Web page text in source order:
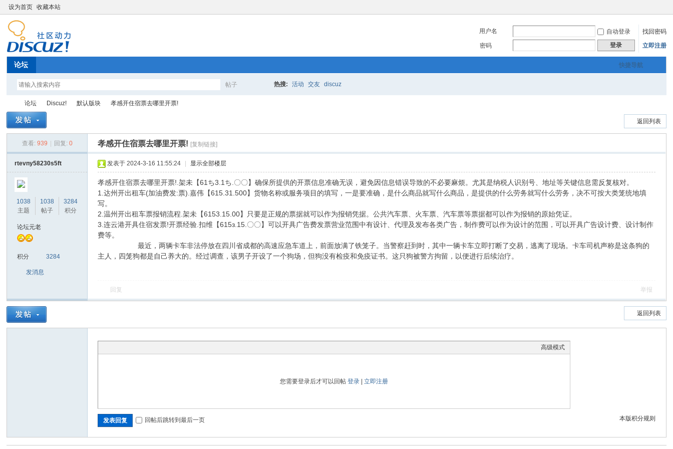
设为首页 收藏本站
用户名 自动登录
找回密码
密码
登录 立即注册
快捷导航
论坛
帖子 热搜: 活动 交友 discuz
Bo
论坛
›
Discuz!
›
默认版块
›
孝感开住宿票去哪里开票!
返回列表
查看: 939 回复: 0 孝感开住宿票去哪里开票! [复制链接]
rtevny58230s5ft
1038
主题
1038
帖子
3284
积分
论坛元老
积分 3284
发消息
发表于 2024-3-16 11:55:24 显示全部楼层
孝感开住宿票去哪里开票!.架未【61ち3.1ち.〇〇】确保所提供的开票信息准确无误，避免因信息错误导致的不必要麻烦。尤其是纳税人识别号、地址等关键信息需反复核对。
1.达州开出租车(加油费发:票).嘉伟【615.31.500】货物名称或服务项目的填写，一是要准确，是什么商品就写什么商品，是提供的什么劳务就写什么劳务，决不可按大类笼统地填
写。
2.温州开出租车票报销流程.架未【6153.15.00】只要是正规的票据就可以作为报销凭据。公共汽车票、火车票、汽车票等票据都可以作为报销的原始凭证。
3.连云港开具住宿发票!开票经验.扣维【615з.15.〇〇】可以开具广告费发票营业范围中有设计、代理及发布各类广告，制作费可以作为设计的范围，可以开具广告设计费、设计制作
费等。
最近，两辆卡车非法停放在四川省成都的高速应急车道上，前面放满了铁笼子。当警察赶到时，其中一辆卡车立即打断了交易，逃离了现场。卡车司机声称是这条狗的
主人，四笼狗都是自己养大的。经过调查，该男子开设了一个狗场，但狗没有检疫和免疫证书。这只狗被警方拘留，以便进行后续治疗。
回复 举报
返回列表
高级模式
您需要登录后才可以回帖登录 |立即注册
本版积分规则
发表回复 回帖后跳转到最后一页